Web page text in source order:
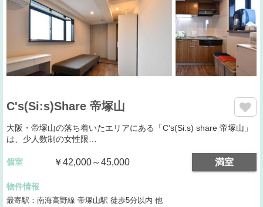
C's(Si:s)Share 帝塚山
大阪・帝塚山の落ち着いたエリアにある「C’s(Si:s) share 帝塚山」
は、少人数制の女性限…
個室 ￥42,000～45,000 満室
物件情報
最寄駅：南海高野線 帝塚山駅 徒歩5分以内 他